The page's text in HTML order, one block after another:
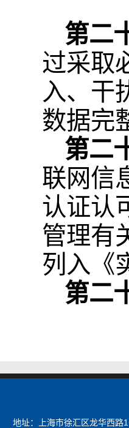
第二
过采取
入、干
数据完
第二
联网信
认证认
管理有
列入《
第二
地址：上海市徐汇区龙华西